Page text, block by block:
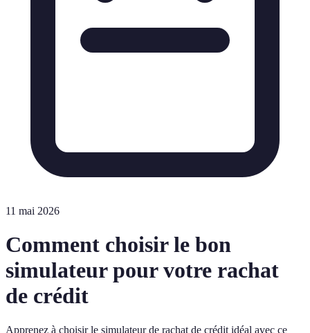
11 mai 2026
Comment choisir le bon
simulateur pour votre rachat
de crédit
Apprenez à choisir le simulateur de rachat de crédit idéal avec ce